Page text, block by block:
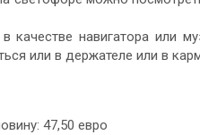
навигатора или
или в держателе или в
47,50 евро